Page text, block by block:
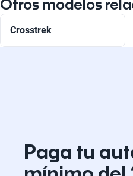
Otros modelos
Crosstrek
Paga tu